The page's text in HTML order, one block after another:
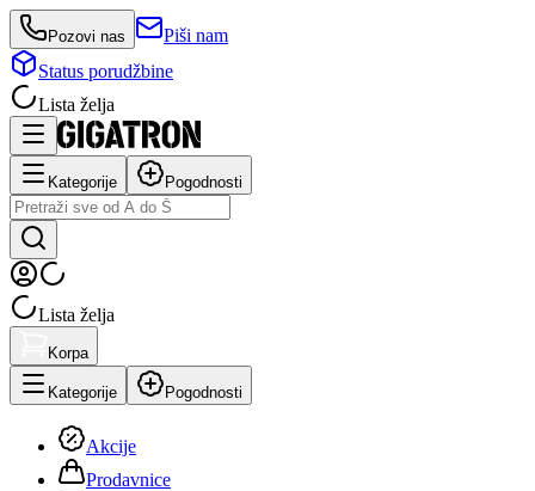
Pozovi nas
Piši nam
Status porudžbine
Lista želja
Kategorije Pogodnosti
Lista želja
Korpa
Kategorije Pogodnosti
Akcije
Prodavnice